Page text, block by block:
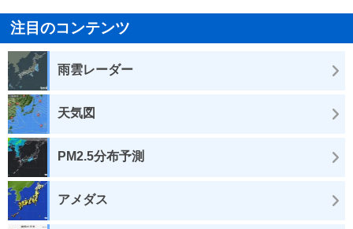
注目のコンテンツ
雨雲レーダー
天気図
PM2.5分布予測
アメダス